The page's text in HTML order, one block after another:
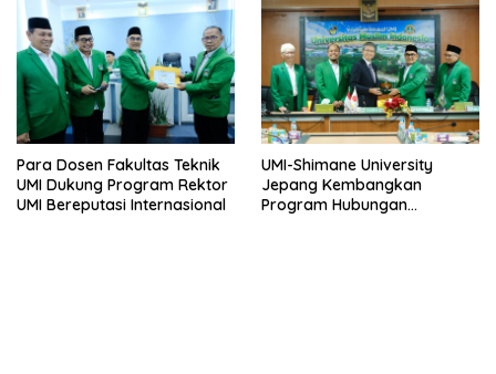
Para Dosen Fakultas Teknik
UMI Dukung Program Rektor
UMI Bereputasi Internasional
UMI-Shimane University
Jepang Kembangkan
Program Hubungan